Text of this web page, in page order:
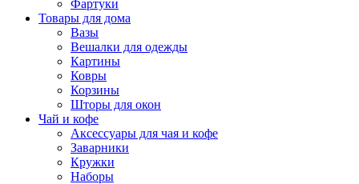
Фартуки
Товары для дома
Вазы
Вешалки для одежды
Картины
Ковры
Корзины
Шторы для окон
Чай и кофе
Аксессуары для чая и кофе
Заварники
Кружки
Наборы